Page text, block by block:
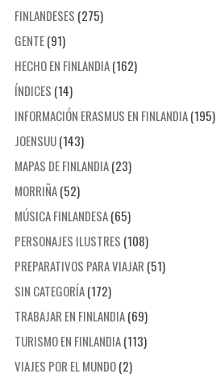
FINLANDESES (275)
GENTE(91)
HECHO EN FINLANDIA(162)
ÍNDICES (14)
INFORMACIÓN ERASMUS EN FINLANDIA(195)
JOENSUU(143)
MAPAS DE FINLANDIA(23)
MORRIÑA(52)
MÚSICA FINLANDESA(65)
PERSONAJES ILUSTRES (108)
PREPARATIVOS PARA VIAJAR (51)
SIN CATEGORÍA(172)
TRABAJAR EN FINLANDIA(69)
TURISMO EN FINLANDIA(113)
VIAJES POR EL MUNDO(2)